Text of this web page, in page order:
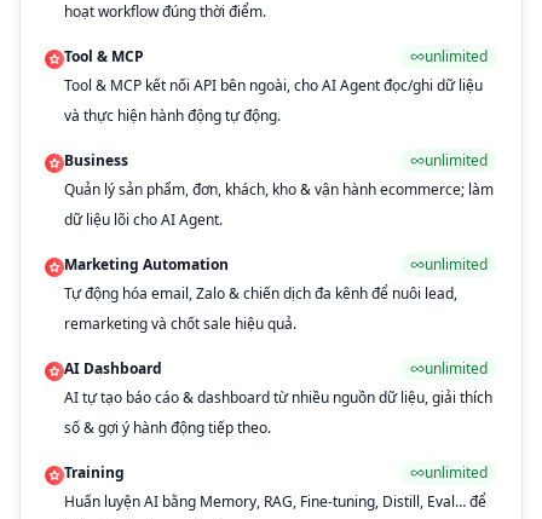
hoạt workflow đúng thời điểm.
Tool & MCP
unlimited
Tool & MCP kết nối API bên ngoài, cho AI Agent đọc/ghi dữ liệu
và thực hiện hành động tự động.
Business
unlimited
Quản lý sản phẩm, đơn, khách, kho & vận hành ecommerce; làm
dữ liệu lõi cho AI Agent.
Marketing Automation
unlimited
Tự động hóa email, Zalo & chiến dịch đa kênh để nuôi lead,
remarketing và chốt sale hiệu quả.
AI Dashboard
unlimited
AI tự tạo báo cáo & dashboard từ nhiều nguồn dữ liệu, giải thích
số & gợi ý hành động tiếp theo.
Training
unlimited
Huấn luyện AI bằng Memory, RAG, Fine-tuning, Distill, Eval… để